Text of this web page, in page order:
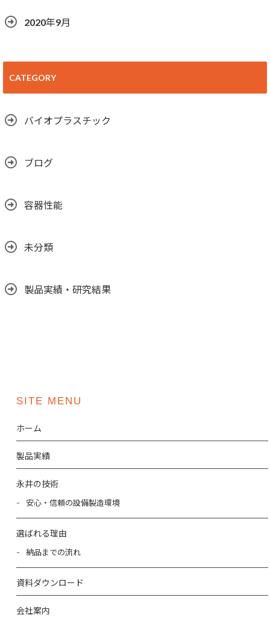
2020年9月
CATEGORY
バイオプラスチック
ブログ
容器性能
未分類
製品実績・研究結果
SITE MENU
ホーム
製品実績
永井の技術
安心・信頼の設備製造環境
選ばれる理由
納品までの流れ
資料ダウンロード
会社案内